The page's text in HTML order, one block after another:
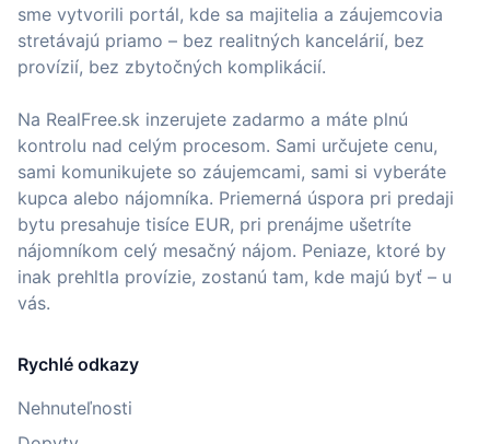
sme vytvorili portál, kde sa majitelia a záujemcovia
stretávajú priamo – bez realitných kancelárií, bez
provízií, bez zbytočných komplikácií.
Na RealFree.sk inzerujete zadarmo a máte plnú
kontrolu nad celým procesom. Sami určujete cenu,
sami komunikujete so záujemcami, sami si vyberáte
kupca alebo nájomníka. Priemerná úspora pri predaji
bytu presahuje tisíce EUR, pri prenájme ušetríte
nájomníkom celý mesačný nájom. Peniaze, ktoré by
inak prehltla provízie, zostanú tam, kde majú byť – u
vás.
Rychlé odkazy
Nehnuteľnosti